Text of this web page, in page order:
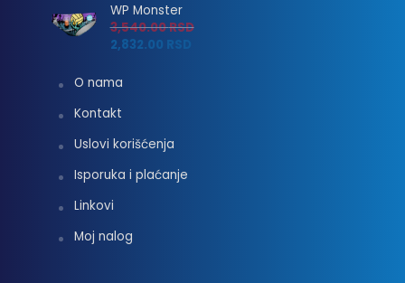
WP Monster
3,540.00RSD
2,832.00 RSD
O nama
Kontakt
Uslovi korišćenja
Isporuka i plaćanje
Linkovi
Moj nalog